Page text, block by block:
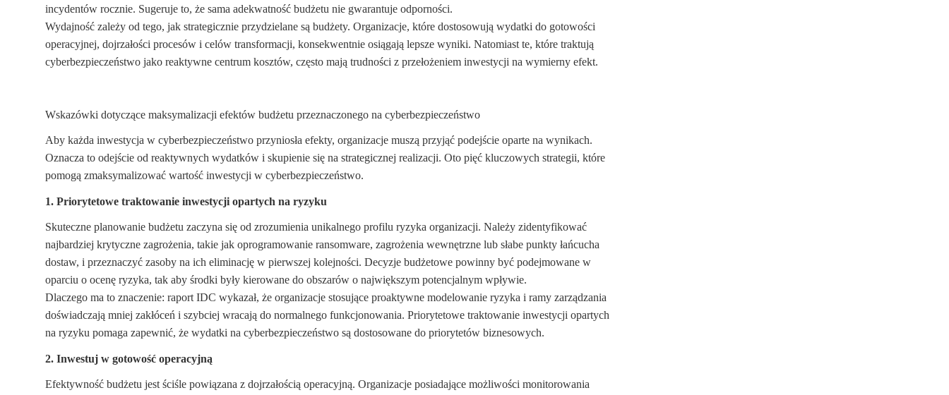
incydentów rocznie. Sugeruje to, że sama adekwatność budżetu nie gwarantuje odporności.
Wydajność zależy od tego, jak strategicznie przydzielane są budżety. Organizacje, które dostosowują wydatki do gotowości
operacyjnej, dojrzałości procesów i celów transformacji, konsekwentnie osiągają lepsze wyniki. Natomiast te, które traktują
cyberbezpieczeństwo jako reaktywne centrum kosztów, często mają trudności z przełożeniem inwestycji na wymierny efekt.
Wskazówki dotyczące maksymalizacji efektów budżetu przeznaczonego na cyberbezpieczeństwo
Aby każda inwestycja w cyberbezpieczeństwo przyniosła efekty, organizacje muszą przyjąć podejście oparte na wynikach.
Oznacza to odejście od reaktywnych wydatków i skupienie się na strategicznej realizacji. Oto pięć kluczowych strategii, które
pomogą zmaksymalizować wartość inwestycji w cyberbezpieczeństwo.
1. Priorytetowe traktowanie inwestycji opartych na ryzyku
Skuteczne planowanie budżetu zaczyna się od zrozumienia unikalnego profilu ryzyka organizacji. Należy zidentyfikować
najbardziej krytyczne zagrożenia, takie jak oprogramowanie ransomware, zagrożenia wewnętrzne lub słabe punkty łańcucha
dostaw, i przeznaczyć zasoby na ich eliminację w pierwszej kolejności. Decyzje budżetowe powinny być podejmowane w
oparciu o ocenę ryzyka, tak aby środki były kierowane do obszarów o największym potencjalnym wpływie.
Dlaczego ma to znaczenie: raport IDC wykazał, że organizacje stosujące proaktywne modelowanie ryzyka i ramy zarządzania
doświadczają mniej zakłóceń i szybciej wracają do normalnego funkcjonowania. Priorytetowe traktowanie inwestycji opartych
na ryzyku pomaga zapewnić, że wydatki na cyberbezpieczeństwo są dostosowane do priorytetów biznesowych.
2. Inwestuj w gotowość operacyjną
Efektywność budżetu jest ściśle powiązana z dojrzałością operacyjną. Organizacje posiadające możliwości monitorowania